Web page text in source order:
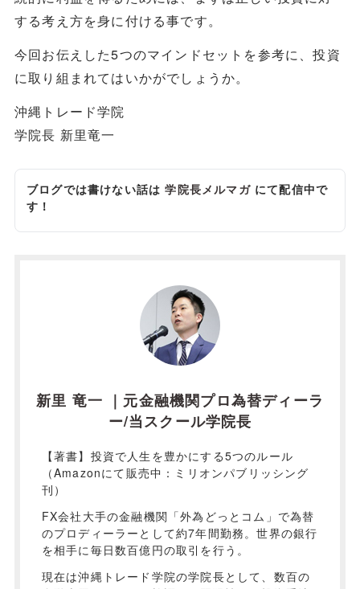
する考え方を身に付ける事です。
今回お伝えした5つのマインドセットを参考に、投資
に取り組まれてはいかがでしょうか。
沖縄トレード学院
学院長 新里竜一
ブログでは書けない話は学院長メルマガにて配信中で
す！
新里 竜一 ｜元金融機関プロ為替ディーラ
ー/当スクール学院長
【著書】投資で人生を豊かにする5つのルール
（Amazonにて販売中：ミリオンパブリッシング
刊）
FX会社大手の金融機関「外為どっとコム」で為替
のプロディーラーとして約7年間勤務。世界の銀行
を相手に毎日数百億円の取引を行う。
現在は沖縄トレード学院の学院長として、数百の